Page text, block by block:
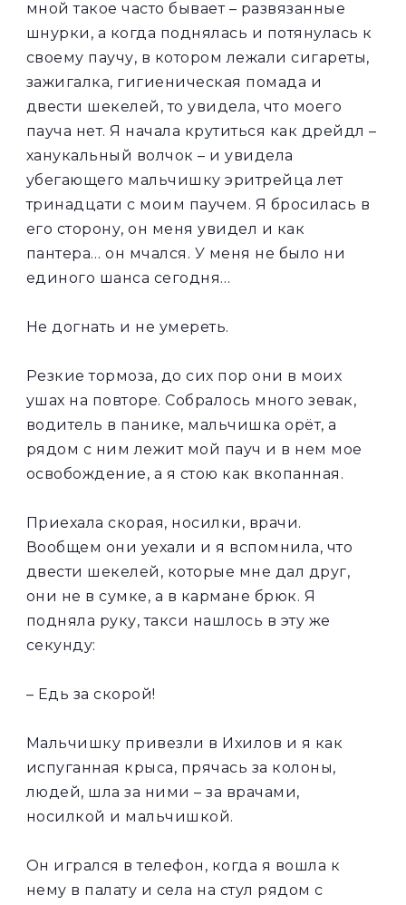
мной такое часто бывает – развязанные
шнурки, а когда поднялась и потянулась к
своему паучу, в котором лежали сигареты,
зажигалка, гигиеническая помада и
двести шекелей, то увидела, что моего
пауча нет. Я начала крутиться как дрейдл –
ханукальный волчок – и увидела
убегающего мальчишку эритрейца лет
тринадцати с моим паучем. Я бросилась в
его сторону, он меня увидел и как
пантера… он мчался. У меня не было ни
единого шанса сегодня…
Не догнать и не умереть.
Резкие тормоза, до сих пор они в моих
ушах на повторе. Собралось много зевак,
водитель в панике, мальчишка орёт, а
рядом с ним лежит мой пауч и в нем мое
освобождение, а я стою как вкопанная.
Приехала скорая, носилки, врачи.
Вообщем они уехали и я вспомнила, что
двести шекелей, которые мне дал друг,
они не в сумке, а в кармане брюк. Я
подняла руку, такси нашлось в эту же
секунду:
– Едь за скорой!
Мальчишку привезли в Ихилов и я как
испуганная крыса, прячась за колоны,
людей, шла за ними – за врачами,
носилкой и мальчишкой.
Он игрался в телефон, когда я вошла к
нему в палату и села на стул рядом с